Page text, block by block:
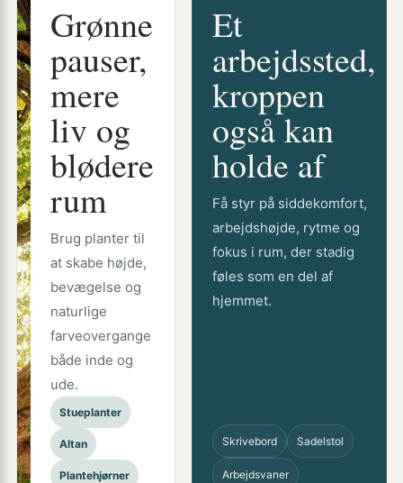
Grønne
pauser,
mere
liv og
blødere
rum
Brug planter til
at skabe højde,
bevægelse og
naturlige
farveovergange
både inde og
ude.
Stueplanter
Altan
Plantehjørner
Et
arbejdssted,
kroppen
også kan
holde af
Få styr på siddekomfort,
arbejdshøjde, rytme og
fokus i rum, der stadig
føles som en del af
hjemmet.
Skrivebord Sadelstol
Arbejdsvaner